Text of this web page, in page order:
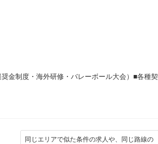
金制度・海外研修・バレーボール大会）■各種契
同じエリアで似た条件の求人や、同じ路線の